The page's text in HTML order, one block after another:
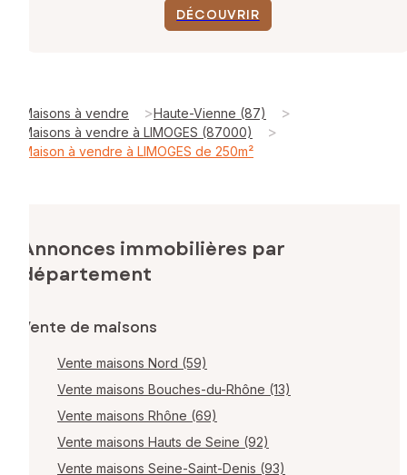
DÉCOUVRIR
Maisons à vendre >Haute-Vienne (87) >
Maisons à vendre à LIMOGES (87000) >
Maison à vendre à LIMOGES de 250m²
Annonces immobilières par
département
Vente de maisons
Vente maisons Nord (59)
Vente maisons Bouches-du-Rhône (13)
Vente maisons Rhône (69)
Vente maisons Hauts de Seine (92)
Vente maisons Seine-Saint-Denis (93)